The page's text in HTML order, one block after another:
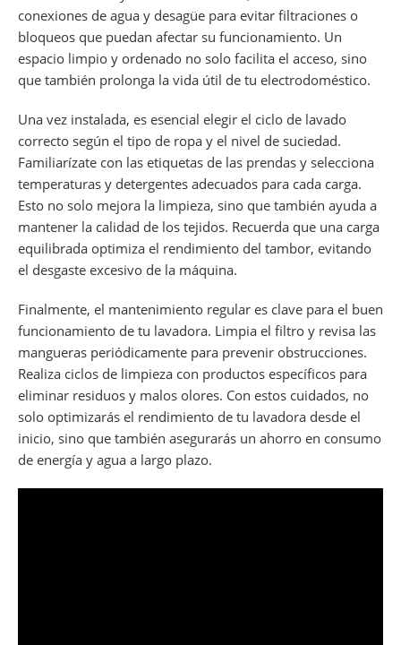
conexiones de agua y desagüe para evitar filtraciones o
bloqueos que puedan afectar su funcionamiento. Un
espacio limpio y ordenado no solo facilita el acceso, sino
que también prolonga la vida útil de tu electrodoméstico.
Una vez instalada, es esencial elegir el ciclo de lavado
correcto según el tipo de ropa y el nivel de suciedad.
Familiarízate con las etiquetas de las prendas y selecciona
temperaturas y detergentes adecuados para cada carga.
Esto no solo mejora la limpieza, sino que también ayuda a
mantener la calidad de los tejidos. Recuerda que una carga
equilibrada optimiza el rendimiento del tambor, evitando
el desgaste excesivo de la máquina.
Finalmente, el mantenimiento regular es clave para el buen
funcionamiento de tu lavadora. Limpia el filtro y revisa las
mangueras periódicamente para prevenir obstrucciones.
Realiza ciclos de limpieza con productos específicos para
eliminar residuos y malos olores. Con estos cuidados, no
solo optimizarás el rendimiento de tu lavadora desde el
inicio, sino que también asegurarás un ahorro en consumo
de energía y agua a largo plazo.